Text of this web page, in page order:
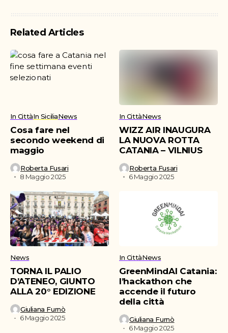
Related Articles
In CittàIn SiciliaNews
Cosa fare nel
secondo weekend di
maggio
Roberta Fusari
8 Maggio 2025
In CittàNews
WIZZ AIR INAUGURA
LA NUOVA ROTTA
CATANIA – VILNIUS
Roberta Fusari
6 Maggio 2025
News
TORNA IL PALIO
D’ATENEO, GIUNTO
ALLA 20° EDIZIONE
Giuliana Furnò
6 Maggio 2025
In CittàNews
GreenMindAI Catania:
l’hackathon che
accende il futuro
della città
Giuliana Furnò
6 Maggio 2025